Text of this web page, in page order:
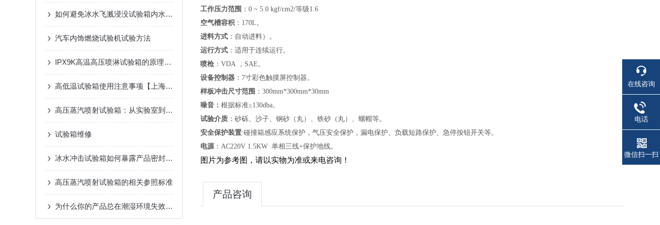
如何避免冰水飞溅浸没试验箱内水循环系统堵塞？
汽车内饰燃烧试验机试验方法
IPX9K高温高压喷淋试验箱的原理、特点及应用
高低温试验箱使用注意事项【上海巨也仪器】
高压蒸汽喷射试验箱：从实验室到生产线的可靠性保障
试验箱维修
冰水冲击试验箱如何暴露产品密封与材料缺陷
高压蒸汽喷射试验箱的相关参照标准
为什么你的产品总在潮湿环境失效？蒸汽喷射试验机给你答案
工作压力范围 ： 0 ~ 5.0 kgf/cm2/等级1.6
空气槽容积 ：170L。
进料方式 ： 自动进料）。
运行方式 ： 适用于连续运行。
喷枪 ： VDA ， SAE。
设备控制器 ：7寸彩色触摸屏控制器。
样板冲击尺寸范围 ：300mm*300mm*30mm
噪音： 根据标准≤130dba。
试验介质 ： 砂砾、沙子、钢砂（丸）、铁砂（丸）、螺帽等。
安全保护装置:碰撞箱感应系统保护 ， 气压安全保护 ， 漏电保护、负载短路保护、急停按钮开关等。
电源： AC220V 1.5KW 单相三线+保护地线。
图片为参考图，请以实物为准或来电咨询！
产品咨询
在线咨询
电话
微信扫一扫